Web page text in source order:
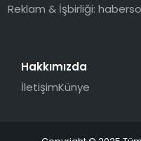
Reklam & İşbirliği:
Hakkımızda
İletişimKünye